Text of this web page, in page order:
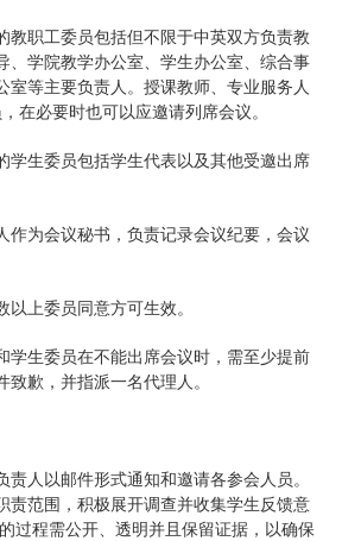
教职工委员包括但不限于中英双方负责教
、学院教学办公室、学生办公室、综合事
室等主要负责人。授课教师、专业服务人
在必要时也可以应邀请列席会议。
学生委员包括学生代表以及其他受邀出席
作为会议秘书，负责记录会议纪要，会议
以上委员同意方可生效。
学生委员在不能出席会议时，需至少提前
致歉，并指派一名代理人。
责人以邮件形式通知和邀请各参会人员。
责范围，积极展开调查并收集学生反馈意
过程需公开、透明并且保留证据，以确保